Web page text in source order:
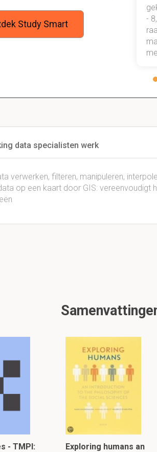
Study Smart
de knie, waarmee ik zeker
dat ik de rest van mijn studie
-
data specialisten werk
verwerken, filteren, manipuleren,
op een kaart door GIS: vereenvoudigt
- TMPI:
Exploring humans an